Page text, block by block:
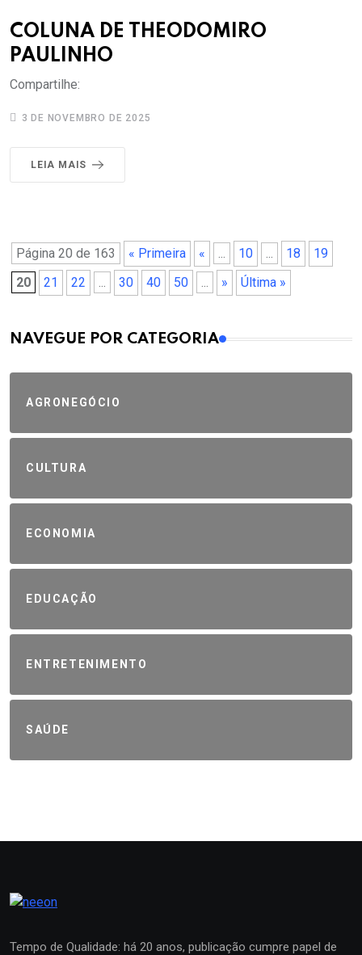
COLUNA DE THEODOMIRO
PAULINHO
Compartilhe:
3 DE NOVEMBRO DE 2025
LEIA MAIS
Página 20 de 163 « Primeira « ... 10 ... 18
19
20
21 22 ... 30 40 50 ... » Última »
MAIS VISTOS
NAVEGUE POR CATEGORIA
AGRONEGÓCIO
CULTURA
ECONOMIA
EDUCAÇÃO
ENTRETENIMENTO
SAÚDE
Tempo de Qualidade: há 20 anos, publicação cumpre papel de